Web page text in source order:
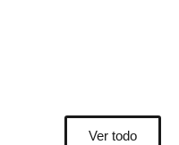
Ver todo